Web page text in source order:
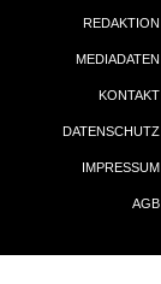
REDAKTION
MEDIADATEN
KONTAKT
DATENSCHUTZ
IMPRESSUM
AGB